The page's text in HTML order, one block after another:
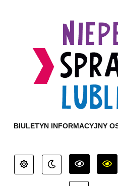
BIULETYN INFORMACYJNY